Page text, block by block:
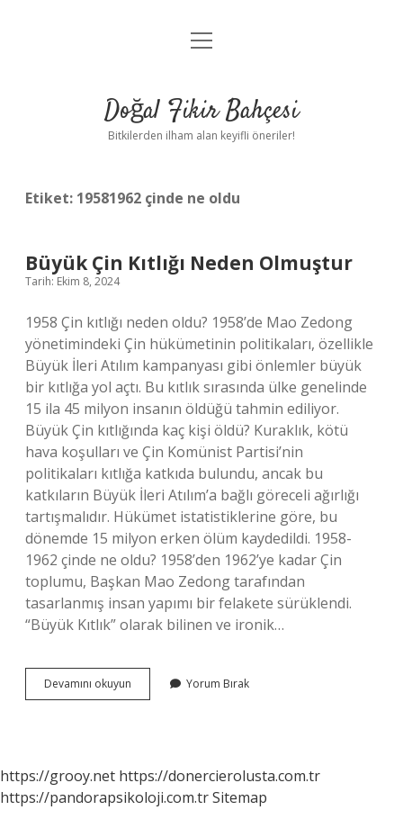
Anasayfa
Yasal Uyarı
menüyü
Doğal Fikir Bahçesi
Bitkilerden ilham alan keyifli öneriler!
Etiket: 19581962 çinde ne oldu
Büyük Çin Kıtlığı Neden Olmuştur
Tarih: Ekim 8, 2024
1958 Çin kıtlığı neden oldu? 1958’de Mao Zedong
yönetimindeki Çin hükümetinin politikaları, özellikle
Büyük İleri Atılım kampanyası gibi önlemler büyük
bir kıtlığa yol açtı. Bu kıtlık sırasında ülke genelinde
15 ila 45 milyon insanın öldüğü tahmin ediliyor.
Büyük Çin kıtlığında kaç kişi öldü? Kuraklık, kötü
hava koşulları ve Çin Komünist Partisi’nin
politikaları kıtlığa katkıda bulundu, ancak bu
katkıların Büyük İleri Atılım’a bağlı göreceli ağırlığı
tartışmalıdır. Hükümet istatistiklerine göre, bu
dönemde 15 milyon erken ölüm kaydedildi. 1958-
1962 çinde ne oldu? 1958’den 1962’ye kadar Çin
toplumu, Başkan Mao Zedong tarafından
tasarlanmış insan yapımı bir felakete sürüklendi.
“Büyük Kıtlık” olarak bilinen ve ironik…
Devamını okuyun
Çin
Yorum Bırak
https://grooy.net https://donercierolusta.com.tr
https://pandorapsikoloji.com.trSitemap